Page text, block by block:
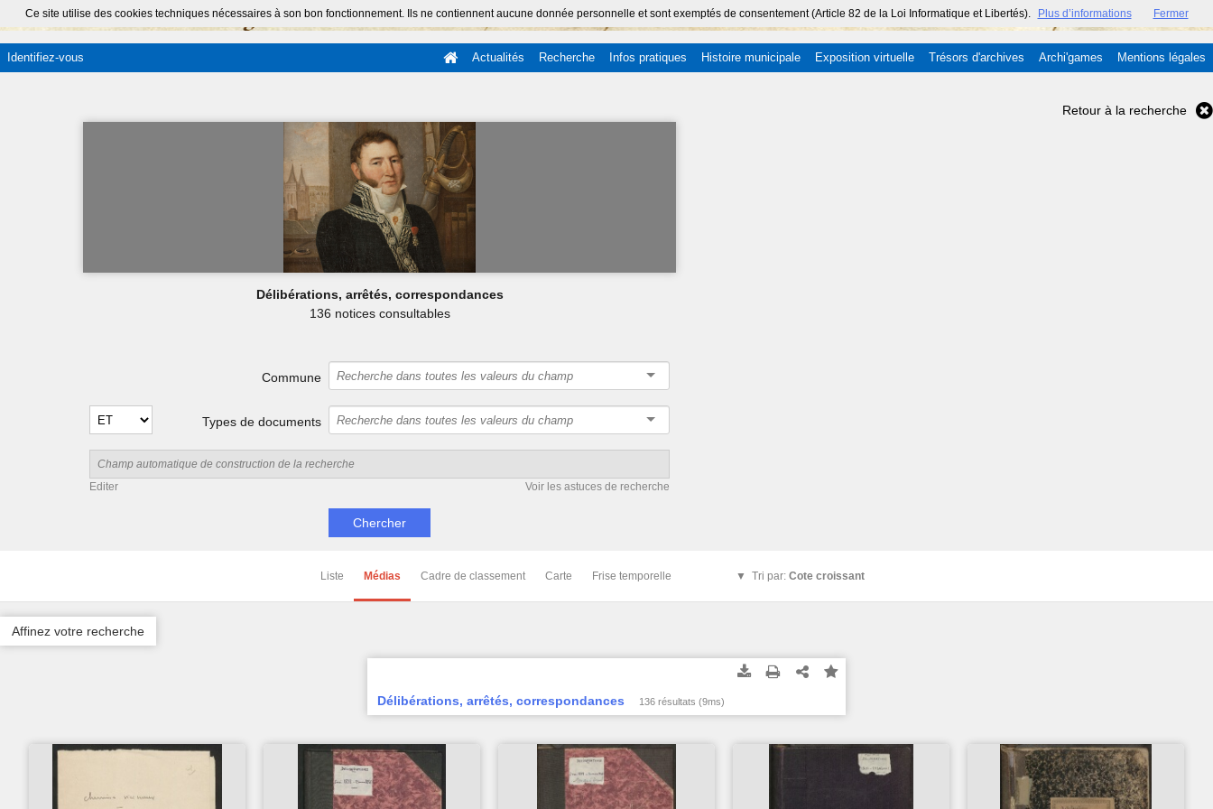
Ce site utilise des cookies techniques nécessaires à son bon fonctionnement. Ils ne contiennent aucune donnée personnelle et sont exemptés de consentement (Article 82 de la Loi Informatique et Libertés). Plus d’informations Fermer
Identifiez-vous Actualités Recherche Infos pratiques Histoire municipale Exposition virtuelle Trésors d'archives Archi'games Mentions légales
Retour à la recherche
Délibérations, arrêtés, correspondances
136 notices consultables
Commune
Types de documents
Editer Voir les astuces de recherche
Liste Médias Cadre de classement Carte Frise temporelle Tri par: Cote croissant
Affinez votre recherche
Délibérations, arrêtés, correspondances 136 résultats (9ms)